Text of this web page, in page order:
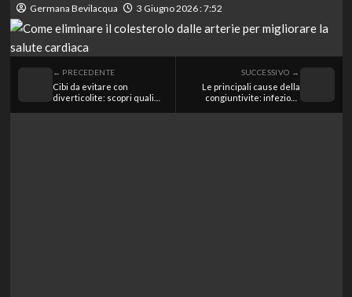
Germana Bevilacqua 3 Giugno 2026 : 7:52
← PRECEDENTE
Cibi da evitare con
diverticolite: scopri quali
SUCCESSIVO →
Le principali cause della
congiuntivite: infezioni,